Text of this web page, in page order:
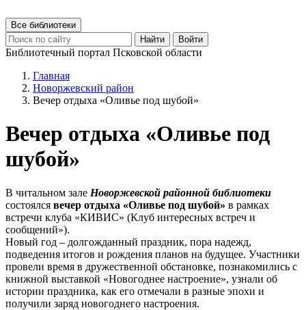
Все библиотеки
Найти
Войти
Библиотечный портал Псковской области
Главная
Новоржевский район
Вечер отдыха «Оливье под шубой»
Вечер отдыха «Оливье под
шубой»
В читальном зале Новоржевской районной библиотеки
состоялся вечер отдыха «Оливье под шубой» в рамках
встречи клуба «КИВИС» (Клуб интересных встреч и
сообщений»).
Новый год – долгожданный праздник, пора надежд,
подведения итогов и рождения планов на будущее. Участники
провели время в дружественной обстановке, познакомились с
книжной выставкой «Новогоднее настроение», узнали об
истории праздника, как его отмечали в разные эпохи и
получили заряд новогоднего настроения.